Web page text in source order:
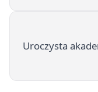
Uroczysta